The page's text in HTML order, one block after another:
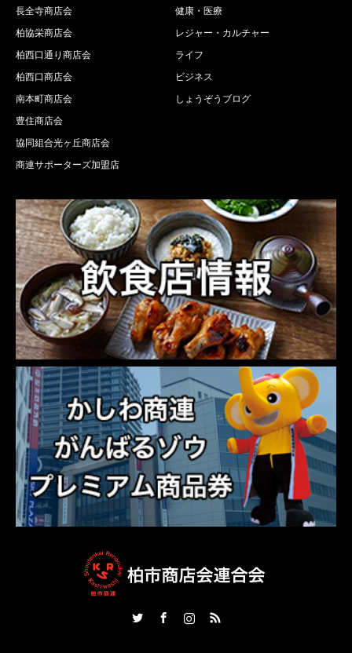
長全寺商店会
柏協栄商店会
柏西口通り商店会
柏西口商店会
南本町商店会
豊住商店会
協同組合光ヶ丘商店会
商連サポーターズ加盟店
健康・医療
レジャー・カルチャー
ライフ
ビジネス
しょうぞうブログ
RSS